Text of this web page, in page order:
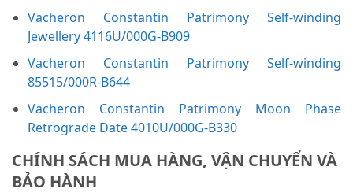
Vacheron Constantin Patrimony Self-winding
Jewellery 4116U/000G-B909
Vacheron Constantin Patrimony Self-winding
85515/000R-B644
Vacheron Constantin Patrimony Moon Phase
Retrograde Date 4010U/000G-B330
CHÍNH SÁCH MUA HÀNG, VẬN CHUYỂN VÀ
BẢO HÀNH